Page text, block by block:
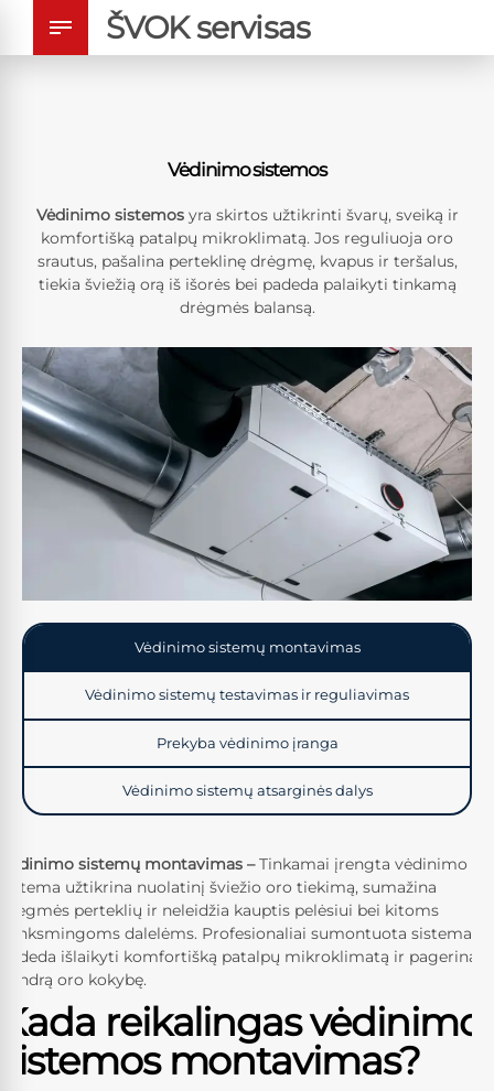
ŠVOK servisas
Vėdinimo sistemos
Vėdinimo sistemosyra skirtos užtikrinti švarų, sveiką ir
komfortišką patalpų mikroklimatą. Jos reguliuoja oro
srautus, pašalina perteklinę drėgmę, kvapus ir teršalus,
tiekia šviežią orą iš išorės bei padeda palaikyti tinkamą
drėgmės balansą.
Vėdinimo sistemų montavimas
Vėdinimo sistemų testavimas ir reguliavimas
Prekyba vėdinimo įranga
Vėdinimo sistemų atsarginės dalys
Vėdinimo sistemų montavimas –Tinkamai įrengta vėdinimo
sistema užtikrina nuolatinį šviežio oro tiekimą, sumažina
drėgmės perteklių ir neleidžia kauptis pelėsiui bei kitoms
kenksmingoms dalelėms. Profesionaliai sumontuota sistema
padeda išlaikyti komfortišką patalpų mikroklimatą ir pagerina
bendrą oro kokybę.
Kada reikalingas vėdinimo
sistemos montavimas?